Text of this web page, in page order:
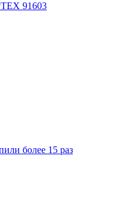
91603
более 15 раз